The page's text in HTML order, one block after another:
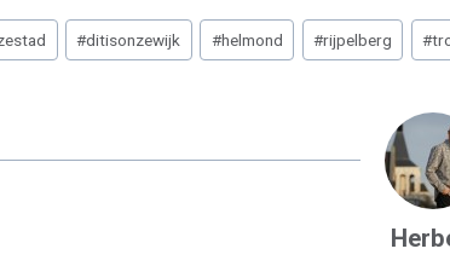
R
E
O
R
O
#ditisonzewijk #helmond #rijpelberg #